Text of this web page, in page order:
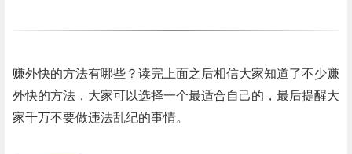
赚外快的方法有哪些？读完上面之后相信大家知道了不少赚
外快的方法，大家可以选择一个最适合自己的，最后提醒大
家千万不要做违法乱纪的事情。